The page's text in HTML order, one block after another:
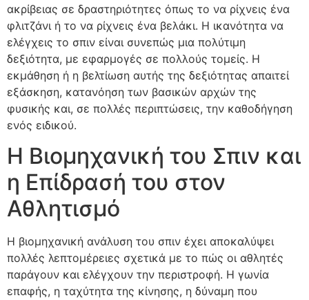
ακρίβειας σε δραστηριότητες όπως το να ρίχνεις ένα
φλιτζάνι ή το να ρίχνεις ένα βελάκι. Η ικανότητα να
ελέγχεις το σπιν είναι συνεπώς μια πολύτιμη
δεξιότητα, με εφαρμογές σε πολλούς τομείς. Η
εκμάθηση ή η βελτίωση αυτής της δεξιότητας απαιτεί
εξάσκηση, κατανόηση των βασικών αρχών της
φυσικής και, σε πολλές περιπτώσεις, την καθοδήγηση
ενός ειδικού.
Η Βιομηχανική του Σπιν και
η Επίδρασή του στον
Αθλητισμό
Η βιομηχανική ανάλυση του σπιν έχει αποκαλύψει
πολλές λεπτομέρειες σχετικά με το πώς οι αθλητές
παράγουν και ελέγχουν την περιστροφή. Η γωνία
επαφής, η ταχύτητα της κίνησης, η δύναμη που